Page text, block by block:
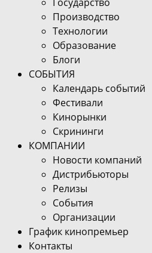
Производство
Технологии
Образование
Блоги
СОБЫТИЯ
Календарь событий
Фестивали
Кинорынки
Скрининги
КОМПАНИИ
Новости компаний
Дистрибьюторы
Релизы
События
Организации
График кинопремьер
Контакты